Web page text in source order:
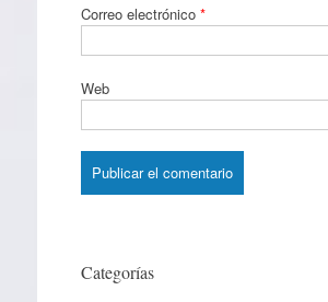
Correo electrónico *
Web
Categorías